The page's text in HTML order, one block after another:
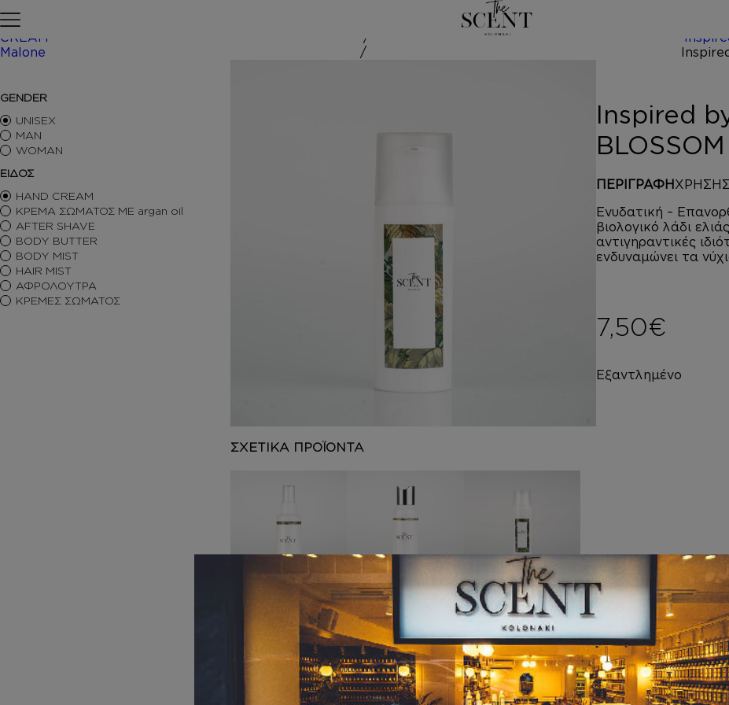
ΑΦΡΟΛΟΥΤΡΑ
ΚΡΕΜΕΣ ΣΩΜΑΤΟΣ
BODY BUTTER
BODY MIST
HAIR MIST
BODY SORBET – AFTER SUN
HAIR OILS
SHIMMERING BODY OIL
SKINCARE
ΑΝΤΙΣΗΠΤΙΚΑ
ΑΡΩΜΑΤΙΚΑ ΚΕΡΙΑ – DIFFUSERS
SETS
/
ΠΕΡΙΠΟΙΗΣΗ
/
CREAM
/
Malone / Inspired by ORANGE
Inspired
BLOSSOM
ΠΕΡΙΓΡΑΦΗ ΧΡΗΣΗ
Ενυδατική –
βιολογικό λάδι
αντιγηραντικές
ενδυναμώνει τα
7,50€
GENDER
UNISEX
MAN
WOMAN
ΕΙΔΟΣ
HAND CREAM
ΚΡΕΜΑ ΣΩΜΑΤΟΣ ΜΕ argan oil
AFTER SHAVE
BODY BUTTER
BODY MIST
HAIR MIST
ΑΦΡΟΛΟΥΤΡΑ
ΚΡΕΜΕΣ ΣΩΜΑΤΟΣ
Εξαντλημένο
ΣΧΕΤΙΚΑ ΠΡΟΪΟΝΤΑ
BODY MIST
ORANGE
BLOSSOM
ΚΡΕΜΕΣ ΣΩΜΑΤ
ΟΣ
Inspired by
SCARLET POPPY
COLOGNE
INTENSE
AFTER SHAVE
Inspired by
ORANGE
BLOSSOM